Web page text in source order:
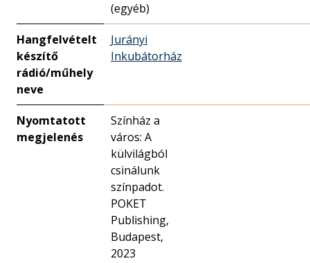
(egyéb)
Hangfelvételt
készítő
rádió/műhely
neve
Jurányi
Inkubátorház
Nyomtatott
megjelenés
Színház a
város: A
külvilágból
csinálunk
színpadot.
POKET
Publishing,
Budapest,
2023